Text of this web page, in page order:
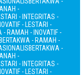
-
- INTEGRITAS -
- LESTARI -
- RAMAH - INOVATIF -
BERTAKWA - RAMAH -
BERTAKWA -
-
- INTEGRITAS -
- LESTARI -